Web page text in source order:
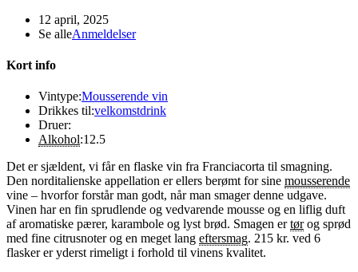
12 april, 2025
Se alleAnmeldelser
Kort info
Vintype:Mousserende vin
Drikkes til:velkomstdrink
Druer:
Alkohol:12.5
Det er sjældent, vi får en flaske vin fra Franciacorta til smagning.
Den norditalienske appellation er ellers berømt for sine mousserende
vine – hvorfor forstår man godt, når man smager denne udgave.
Vinen har en fin sprudlende og vedvarende mousse og en liflig duft
af aromatiske pærer, karambole og lyst brød. Smagen ertørog sprød
med fine citrusnoter og en meget lang eftersmag. 215 kr. ved 6
flasker er yderst rimeligt i forhold til vinens kvalitet.